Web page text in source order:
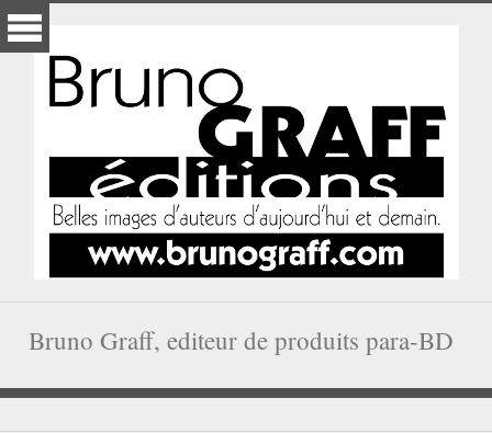
Bruno Graff, editeur de produits para-BD